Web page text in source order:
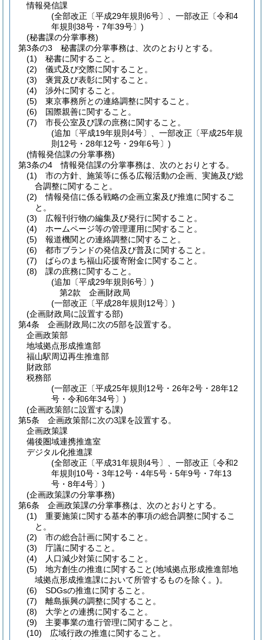
情報発信課
(全部改正〔平成29年規則6号〕、一部改正〔令和4
年規則38号・7年39号〕)
(秘書課の分掌事務)
第3条の3
秘書課の分掌事務は、次のとおりとする。
(1)
秘書に関すること。
(2)
儀式及び交際に関すること。
(3)
褒賞及び表彰に関すること。
(4)
渉外に関すること。
(5)
東京事務所との連絡調整に関すること。
(6)
国際親善に関すること。
(7)
市長公室及び課の庶務に関すること。
(追加〔平成19年規則4号〕、一部改正〔平成25年規
則12号・28年12号・29年6号〕)
(情報発信課の分掌事務)
第3条の4
情報発信課の分掌事務は、次のとおりとする。
(1)
市の方針、施策等に係る広報活動の企画、実施及び総
合調整に関すること。
(2)
情報発信に係る戦略の企画立案及び推進に関するこ
と。
(3)
広報刊行物の編集及び発行に関すること。
(4)
ホームページ等の管理運用に関すること。
(5)
報道機関との連絡調整に関すること。
(6)
都市ブランドの発信及び普及に関すること。
(7)
ばらのまち福山応援寄附金に関すること。
(8)
課の庶務に関すること。
(追加〔平成29年規則6号〕)
第2款
企画財政局
(一部改正〔平成28年規則12号〕)
(企画財政局に設置する部)
第4条
企画財政局に次の5部を設置する。
企画政策部
地域拠点形成推進部
福山駅周辺再生推進部
財政部
税務部
(一部改正〔平成25年規則12号・26年2号・28年12
号・令和6年34号〕)
(企画政策部に設置する課)
第5条
企画政策部に次の3課を設置する。
企画政策課
備後圏域連携推進室
デジタル化推進課
(全部改正〔平成31年規則4号〕、一部改正〔令和2
年規則10号・3年12号・4年5号・5年9号・7年13
号・8年4号〕)
(企画政策課の分掌事務)
第6条
企画政策課の分掌事務は、次のとおりとする。
(1)
重要施策に関する基本的事項の総合調整に関するこ
と。
(2)
市の総合計画に関すること。
(3)
庁議に関すること。
(4)
人口減少対策に関すること。
(5)
地方創生の推進に関すること(地域拠点形成推進部地
域拠点形成推進課において所管するものを除く。)。
(6)
SDGsの推進に関すること。
(7)
離島振興の調整に関すること。
(8)
大学との連携に関すること。
(9)
主要事業の進行管理に関すること。
(10)
広域行政の推進に関すること。